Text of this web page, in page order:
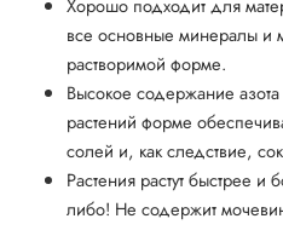
все основные минералы и
растворимой форме.
Высокое содержание
растений форме
солей и, как следствие,
Растения растут быстрее
либо! Не содержит